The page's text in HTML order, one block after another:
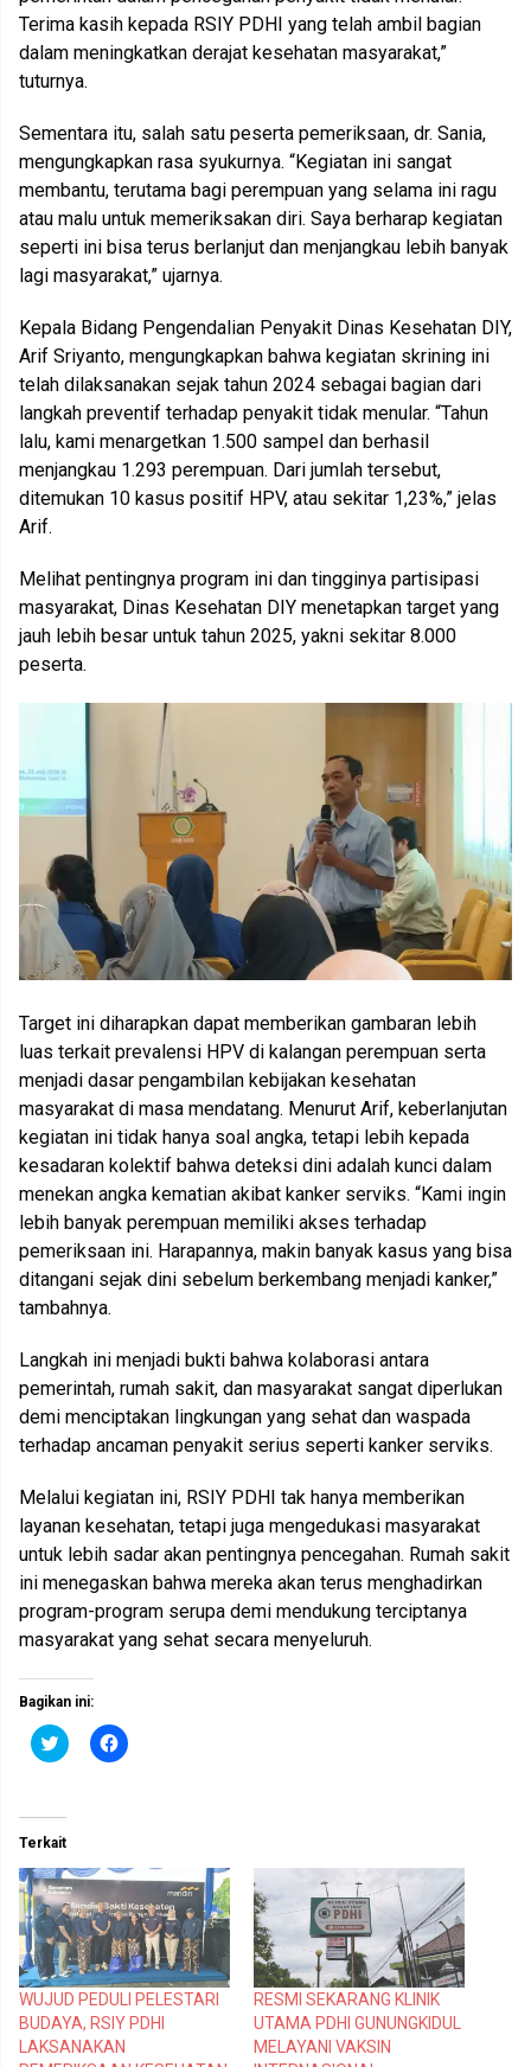
Terima kasih kepada RSIY PDHI yang telah ambil bagian
dalam meningkatkan derajat kesehatan masyarakat,”
tuturnya.
Sementara itu, salah satu peserta pemeriksaan, dr. Sania,
mengungkapkan rasa syukurnya. “Kegiatan ini sangat
membantu, terutama bagi perempuan yang selama ini ragu
atau malu untuk memeriksakan diri. Saya berharap kegiatan
seperti ini bisa terus berlanjut dan menjangkau lebih banyak
lagi masyarakat,” ujarnya.
Kepala Bidang Pengendalian Penyakit Dinas Kesehatan DIY,
Arif Sriyanto, mengungkapkan bahwa kegiatan skrining ini
telah dilaksanakan sejak tahun 2024 sebagai bagian dari
langkah preventif terhadap penyakit tidak menular. “Tahun
lalu, kami menargetkan 1.500 sampel dan berhasil
menjangkau 1.293 perempuan. Dari jumlah tersebut,
ditemukan 10 kasus positif HPV, atau sekitar 1,23%,” jelas
Arif.
Melihat pentingnya program ini dan tingginya partisipasi
masyarakat, Dinas Kesehatan DIY menetapkan target yang
jauh lebih besar untuk tahun 2025, yakni sekitar 8.000
peserta.
Target ini diharapkan dapat memberikan gambaran lebih
luas terkait prevalensi HPV di kalangan perempuan serta
menjadi dasar pengambilan kebijakan kesehatan
masyarakat di masa mendatang. Menurut Arif, keberlanjutan
kegiatan ini tidak hanya soal angka, tetapi lebih kepada
kesadaran kolektif bahwa deteksi dini adalah kunci dalam
menekan angka kematian akibat kanker serviks. “Kami ingin
lebih banyak perempuan memiliki akses terhadap
pemeriksaan ini. Harapannya, makin banyak kasus yang bisa
ditangani sejak dini sebelum berkembang menjadi kanker,”
tambahnya.
Langkah ini menjadi bukti bahwa kolaborasi antara
pemerintah, rumah sakit, dan masyarakat sangat diperlukan
demi menciptakan lingkungan yang sehat dan waspada
terhadap ancaman penyakit serius seperti kanker serviks.
Melalui kegiatan ini, RSIY PDHI tak hanya memberikan
layanan kesehatan, tetapi juga mengedukasi masyarakat
untuk lebih sadar akan pentingnya pencegahan. Rumah sakit
ini menegaskan bahwa mereka akan terus menghadirkan
program-program serupa demi mendukung terciptanya
masyarakat yang sehat secara menyeluruh.
Bagikan ini:
K
l
n
t
u
k
b
e
r
b
a
g
i
p
a
d
a
T
K
l
k
m
m
b
a
g
i
k
a
n
d
i
Terkait
WUJUD PEDULI PELESTARI
BUDAYA, RSIY PDHI
LAKSANAKAN
RESMI SEKARANG KLINIK
UTAMA PDHI GUNUNGKIDUL
MELAYANI VAKSIN